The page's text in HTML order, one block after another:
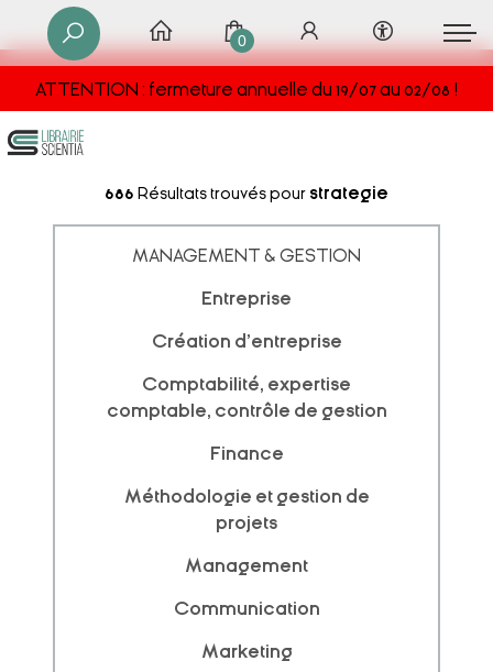
ATTENTION : fermeture annuelle du 19/07 au 02/08 !
0
686 Résultats trouvés pour strategie
MANAGEMENT & GESTION
Entreprise
Création d'entreprise
Comptabilité, expertise
comptable, contrôle de gestion
Finance
Méthodologie et gestion de
projets
Management
Communication
Marketing